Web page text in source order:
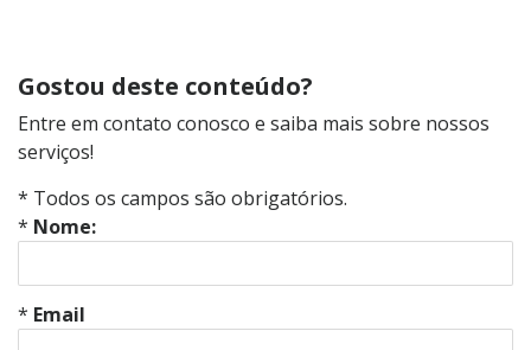
Gostou deste conteúdo?
Entre em contato conosco e saiba mais sobre nossos
serviços!
* Todos os campos são obrigatórios.
* Nome:
* Email